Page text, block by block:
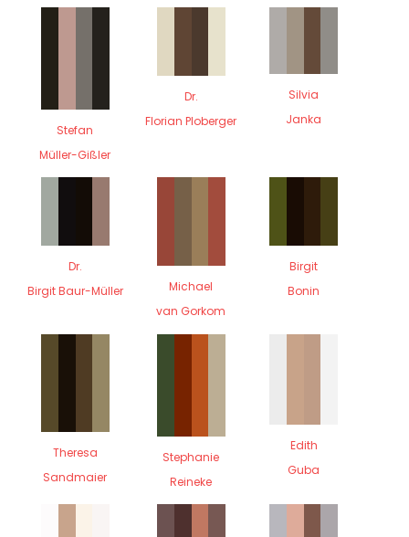
Stefan
Müller-Gißler
Dr.
Florian Ploberger
Silvia
Janka
Dr.
Birgit Baur-Müller
Michael
van Gorkom
Birgit
Bonin
Theresa
Sandmaier
Stephanie
Reineke
Edith
Guba